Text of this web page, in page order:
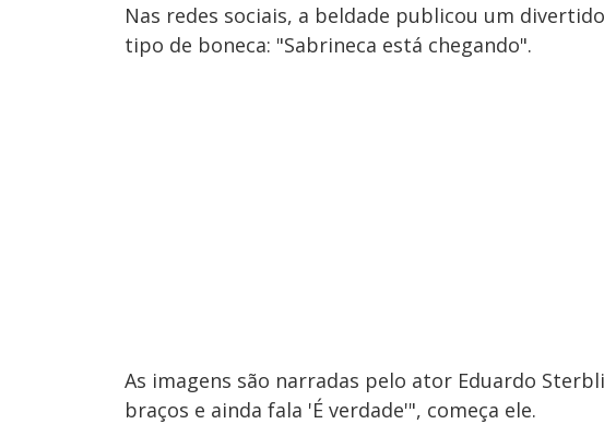
Nas redes sociais, a beldade publicou um
tipo de boneca: "Sabrineca está chegando".
As imagens são narradas pelo ator Eduardo
braços e ainda fala 'É verdade'", começa ele.